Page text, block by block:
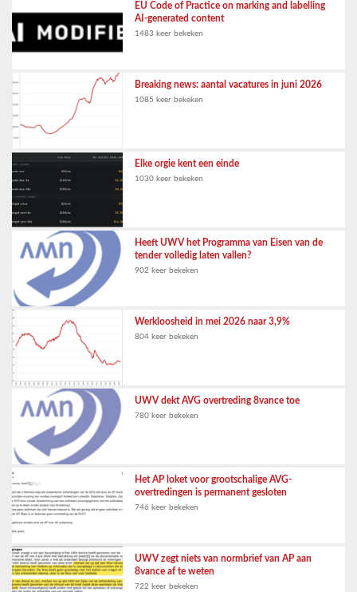
EU Code of Practice on marking and labelling
AI-generated content
1483 keer bekeken
Breaking news: aantal vacatures in juni 2026
1085 keer bekeken
Elke orgie kent een einde
1030 keer bekeken
Heeft UWV het Programma van Eisen van de
tender volledig laten vallen?
902 keer bekeken
Werkloosheid in mei 2026 naar 3,9%
804 keer bekeken
UWV dekt AVG overtreding 8vance toe
780 keer bekeken
Het AP loket voor grootschalige AVG-
overtredingen is permanent gesloten
746 keer bekeken
UWV zegt niets van normbrief van AP aan
8vance af te weten
722 keer bekeken